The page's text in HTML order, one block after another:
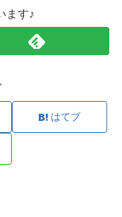
ます♪
はてブ